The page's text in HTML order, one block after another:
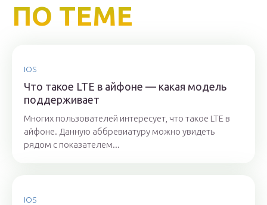
ПО ТЕМЕ
IOS
Что такое LTE в айфоне — какая модель
поддерживает
Многих пользователей интересует, что такое LTE в
айфоне. Данную аббревиатуру можно увидеть
рядом с показателем...
IOS